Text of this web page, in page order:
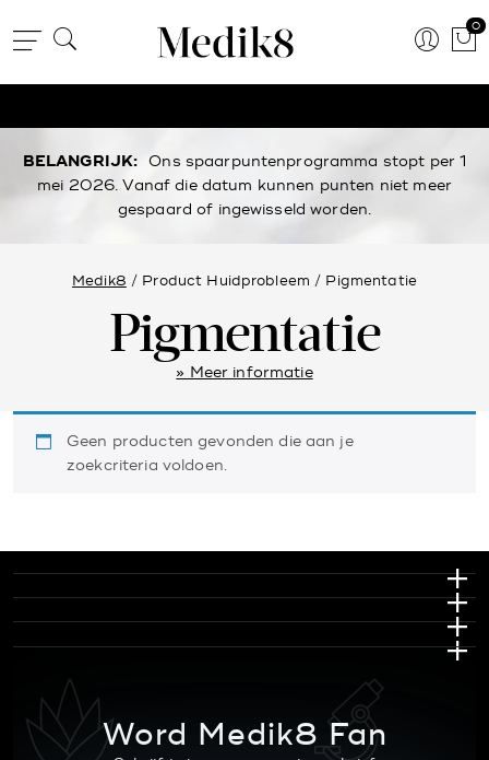
0
BELANGRIJK:
Ons spaarpuntenprogramma stopt per 1
mei 2026. Vanaf die datum kunnen punten niet meer
gespaard of ingewisseld worden.
Medik8 / Product Huidprobleem / Pigmentatie
Pigmentatie
» Meer informatie
Geen producten gevonden die aan je
zoekcriteria voldoen.
Word Medik8 Fan